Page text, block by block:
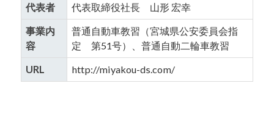
代表者 代表取締役社長 山形 宏幸
事業内
容
普通自動車教習（宮城県公安委員会指
定 第51号）、普通自動二輪車教習
URL http://miyakou-ds.com/